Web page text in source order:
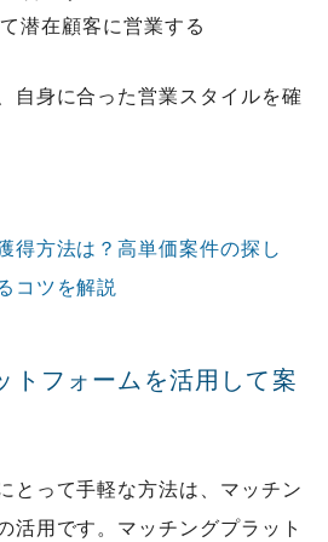
潜在顧客に営業する
自身に合った営業スタイルを確
得方法は？高単価案件の探し
コツを解説
トフォームを活用して案
とって手軽な方法は、マッチン
活用です。マッチングプラット